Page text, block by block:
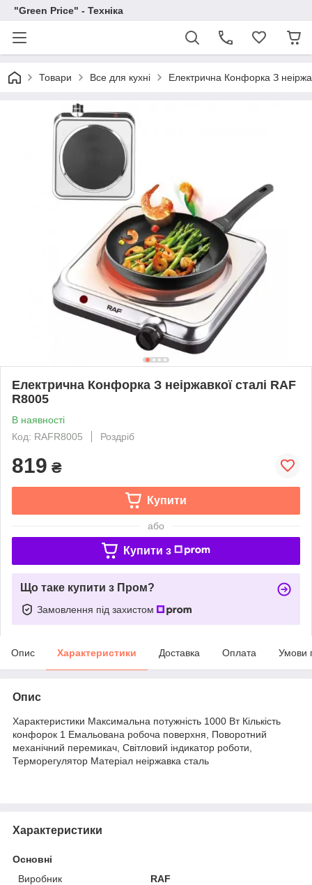
"Green Price" - Техніка
Товари Все для кухні Електрична Конфорка З
Електрична Конфорка З неіржавкої сталі RAF
R8005
В наявності
Код: RAFR8005
Роздріб
819 ₴
Купити
або
Купити з
Що таке купити з Пром?
Замовлення під захистом
Опис Характеристики Доставка Оплата Умови
Опис
Характеристики Максимальна потужність 1000 Вт Кількість
конфорок 1 Емальована робоча поверхня, Поворотний
механічний перемикач, Світловий індикатор роботи,
Терморегулятор Матеріал неіржавка сталь
Характеристики
Основні
Виробник
RAF